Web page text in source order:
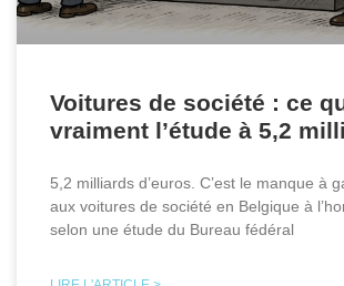
Voitures de société : ce
vraiment l’étude à 5,2
5,2 milliards d’euros. C’est le manque à
aux voitures de société en Belgique à
selon une étude du Bureau fédéral